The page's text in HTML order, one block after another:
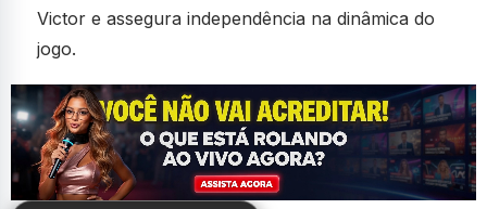
Victor e assegura independência na dinâmica do
jogo.